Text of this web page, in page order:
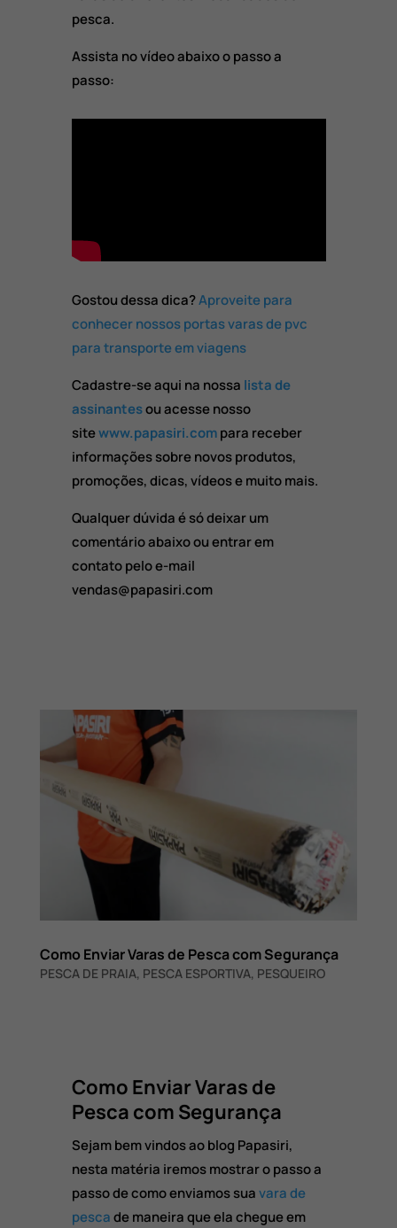
pesca.
Assista no vídeo abaixo o passo a
passo:
Gostou dessa dica?Aproveite para
conhecer nossos portas varas de pvc
para transporte em viagens
Cadastre-se aqui na nossa lista de
assinantesou acesse nosso
sitewww.papasiri.compara receber
informações sobre novos produtos,
promoções, dicas, vídeos e muito mais.
Qualquer dúvida é só deixar um
comentário abaixo ou entrar em
contato pelo e-mail
vendas@papasiri.com
Como Enviar Varas de Pesca com Segurança
PESCA DE PRAIA, PESCA ESPORTIVA, PESQUEIRO
Como Enviar Varas de
Pesca com Segurança
Sejam bem vindos ao blog Papasiri,
nesta matéria iremos mostrar o passo a
passo de como enviamos suavara de
pescade maneira que ela chegue em